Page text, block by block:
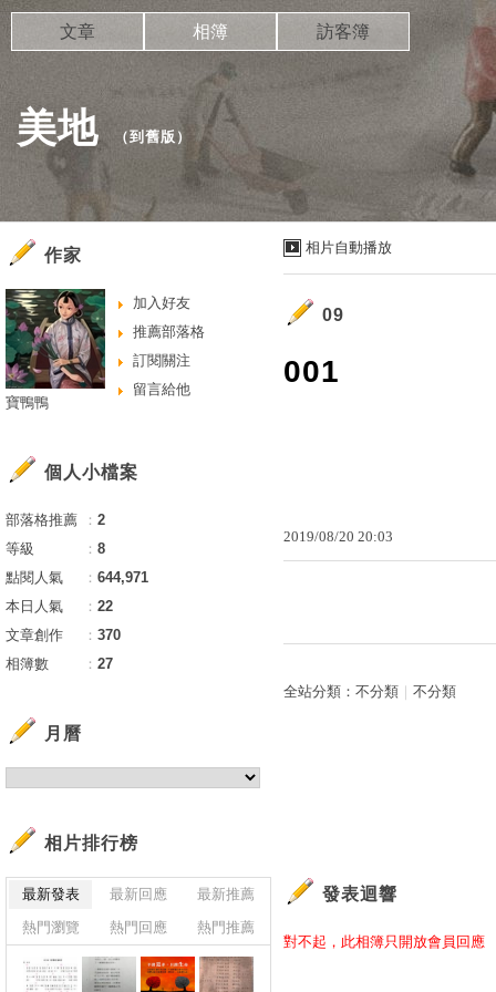
美地（到舊版 ）
文章 相簿 訪客簿
相片自動播放
09
001
2019/08/20 20:03
全站分類： 不分類 不分類
發表迴響
對不起，此相簿只開放會員回應
作家
加入好友
推薦部落格
訂閱關注
留言給他
寶鴨鴨
個人小檔案
部落格推薦 ： 2
等級
： 8
點閱人氣
： 644,971
本日人氣
： 22
文章創作
： 370
相簿數
： 27
月曆
相片排行榜
最新發表 最新回應
最新推薦
熱門瀏覽
熱門回應 熱門推薦